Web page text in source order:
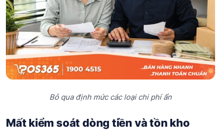
Bỏ qua định mức các loại chi phí ẩn
Mất kiểm soát dòng tiền và tồn kho